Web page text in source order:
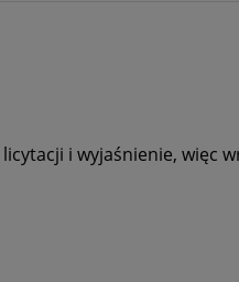
i wyjaśnienie, więc